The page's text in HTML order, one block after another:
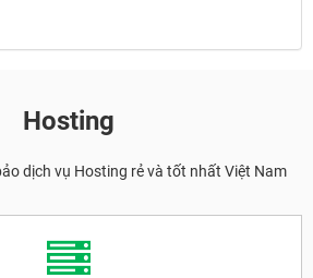
Hosting
dịch vụ Hosting rẻ và tốt nhất Việt Nam